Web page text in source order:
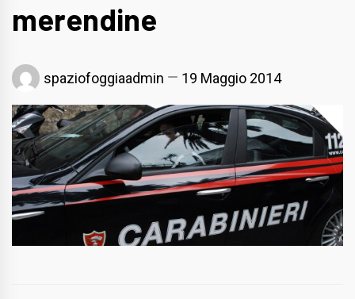
merendine
spaziofoggiaadmin 19 Maggio 2014